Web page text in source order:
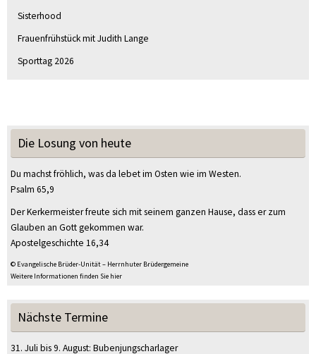
Sisterhood
Frauenfrühstück mit Judith Lange
Sporttag 2026
Die Losung von heute
Du machst fröhlich, was da lebet im Osten wie im Westen.
Psalm 65,9
Der Kerkermeister freute sich mit seinem ganzen Hause, dass er zum
Glauben an Gott gekommen war.
Apostelgeschichte 16,34
© Evangelische Brüder-Unität – Herrnhuter Brüdergemeine
Weitere Informationen finden Sie hier
Nächste Termine
31. Juli bis9. August: Bubenjungscharlager